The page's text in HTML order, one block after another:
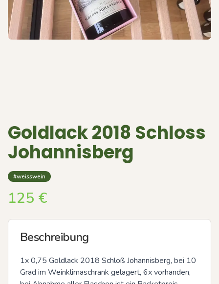
Goldlack 2018 Schloss
Johannisberg
#weisswein
125 €
Beschreibung
1x 0,75 Goldlack 2018 Schloß Johannisberg, bei 10
Grad im Weinklimaschrank gelagert, 6x vorhanden,